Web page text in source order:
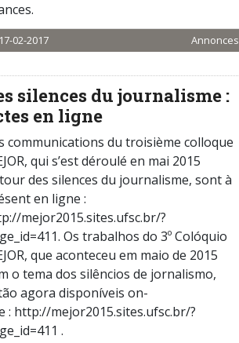
17-02-2017 Annonces
silences du journalisme :
en ligne
communications du troisième colloque
qui s’est déroulé en mai 2015
des silences du journalisme, sont à
en ligne :
mejor2015.sites.ufsc.br/?
Os trabalhos do 3º Colóquio
que aconteceu em maio de 2015
o tema dos silêncios de jornalismo,
agora disponíveis on-
: http://mejor2015.sites.ufsc.br/?
.